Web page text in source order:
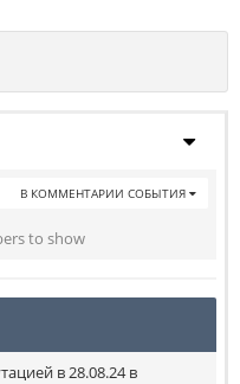
В КОММЕНТАРИИ СОБЫТИЯ
to show
в 28.08.24 в